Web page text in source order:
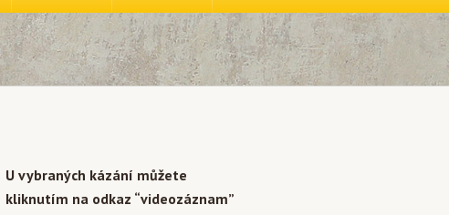
U vybraných kázání můžete
kliknutím na odkaz “videozáznam”